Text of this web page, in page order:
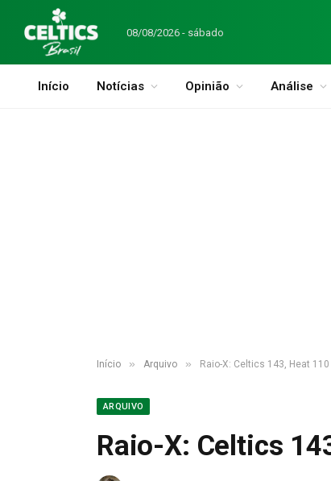
08/08/2026 - sábado
Início Notícias Opinião Análise
Início » Arquivo » Raio-X: Celtics 143, Heat 110
ARQUIVO
Raio-X: Celtics